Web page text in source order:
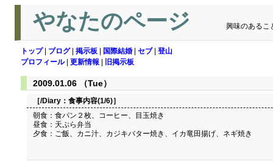
やなたのページ 興味のあるこ
トップ| ブログ| 掲示板 国際結婚 セブ| 登山
プロフィール| 更新情報 旧掲示板
2009.01.06 （Tue）
［/Diary： 食事内容(1/6)］
朝食：食パン２枚、コーヒー、目玉焼き
昼食：天ぷら弁当
夕食：ご飯、カニ汁、カジキバター焼き、イカ竜田揚げ、ネギ焼き